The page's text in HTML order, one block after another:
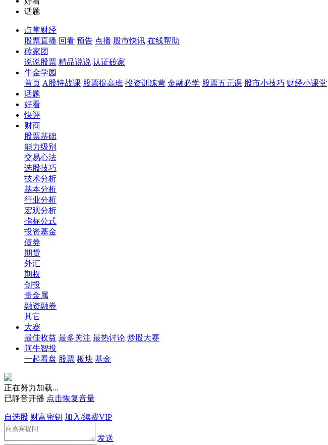
话题
点掌财经
股票直播 回看 预告 点播 股市快讯 在线帮助
砖家团
说说股票 精品说说 认证砖家
牛金学园
首页 A股特战课 股票提高班 投资训练营 金融必学 股票五元课 股市小技巧 财经小课堂
话题
好看
快评
财商
股票基础
能力级别
交易心法
选股技巧
技术分析
基本分析
行业分析
宏观分析
指标公式
投资基金
债券
期货
外汇
期权
创投
贵金属
融资融券
其它
大赛
最佳收益 最多关注 最热讨论 炒股大赛
阿牛智投
一起看盘 股票 板块 基金
正在努力加载...
已静音开播 点击恢复音量
自选股 财富密钥 加入/续费VIP
发送